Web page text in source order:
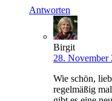
Antworten
Birgit
28. November
Wie schön,
regelmäßig